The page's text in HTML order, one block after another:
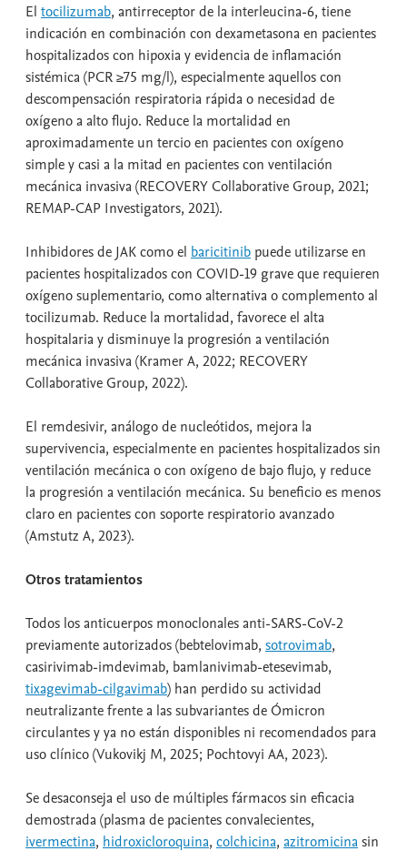
El tocilizumab, antirreceptor de la interleucina-6, tiene
indicación en combinación con dexametasona en pacientes
hospitalizados con hipoxia y evidencia de inflamación
sistémica (PCR ≥75 mg/l), especialmente aquellos con
descompensación respiratoria rápida o necesidad de
oxígeno a alto flujo. Reduce la mortalidad en
aproximadamente un tercio en pacientes con oxígeno
simple y casi a la mitad en pacientes con ventilación
mecánica invasiva (RECOVERY Collaborative Group, 2021;
REMAP-CAP Investigators, 2021).
Inhibidores de JAK como el baricitinib puede utilizarse en
pacientes hospitalizados con COVID-19 grave que requieren
oxígeno suplementario, como alternativa o complemento al
tocilizumab. Reduce la mortalidad, favorece el alta
hospitalaria y disminuye la progresión a ventilación
mecánica invasiva (Kramer A, 2022; RECOVERY
Collaborative Group, 2022).
El remdesivir, análogo de nucleótidos, mejora la
supervivencia, especialmente en pacientes hospitalizados sin
ventilación mecánica o con oxígeno de bajo flujo, y reduce
la progresión a ventilación mecánica. Su beneficio es menos
claro en pacientes con soporte respiratorio avanzado
(Amstutz A, 2023).
Otros tratamientos
Todos los anticuerpos monoclonales anti-SARS-CoV-2
previamente autorizados (bebtelovimab, sotrovimab,
casirivimab-imdevimab, bamlanivimab-etesevimab,
tixagevimab-cilgavimab) han perdido su actividad
neutralizante frente a las subvariantes de Ómicron
circulantes y ya no están disponibles ni recomendados para
uso clínico (Vukovikj M, 2025; Pochtovyi AA, 2023).
Se desaconseja el uso de múltiples fármacos sin eficacia
demostrada (plasma de pacientes convalecientes,
ivermectina, hidroxicloroquina, colchicina, azitromicinasin